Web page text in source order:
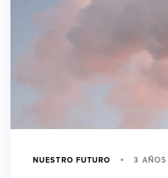
NUESTRO FUTURO 3